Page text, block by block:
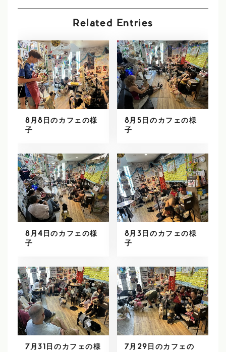
Related Entries
8月8日のカフェの様
子
8月5日のカフェの様
子
8月4日のカフェの様
子
8月3日のカフェの様
子
7月31日のカフェの様
7月29日のカフェの